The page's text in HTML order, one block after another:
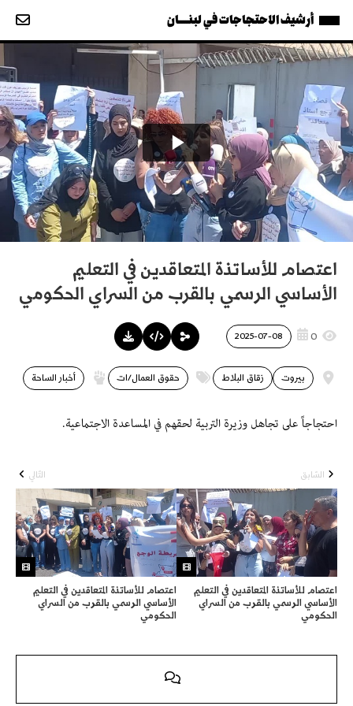
أرشيف الاحتجاجات في لبنــــان
اعتصام للأساتذة المتعاقدين في التعليم
الأساسي الرسمي بالقرب من السراي الحكومي
0
2025-07-08
بيروت زقاق البلاط حقوق العمال/ات أخبار الساحة
احتجاجاً على تجاهل وزيرة التربية لحقهم في المساعدة الاجتماعية.
السّابق
اعتصام للأساتذة المتعاقدين في التعليم
الأساسي الرسمي بالقرب من السراي
الحكومي
التّالي
اعتصام للأساتذة المتعاقدين في التعليم
الأساسي الرسمي بالقرب من السراي
الحكومي